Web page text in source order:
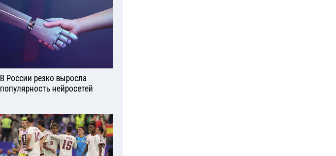
В России резко выросла
популярность нейросетей